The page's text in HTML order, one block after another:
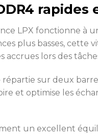
rapides
LPX fonctionne
plus basses,
accrues lors des
répartie sur deux
et optimise les
un excellent